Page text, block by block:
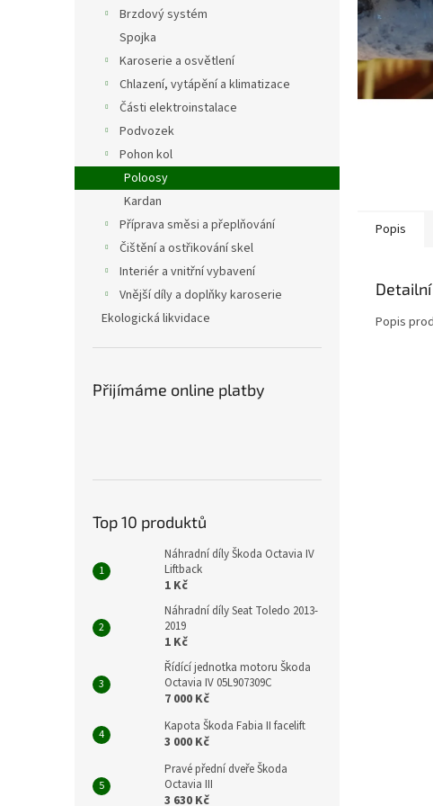
Brzdový systém
Spojka
Karoserie a osvětlení
Chlazení, vytápění a klimatizace
Části elektroinstalace
Podvozek
Pohon kol
Poloosy
Kardan
Příprava směsi a přeplňování
Čištění a ostřikování skel
Interiér a vnitřní vybavení
Vnější díly a doplňky karoserie
Ekologická likvidace
Přijímáme online platby
Top 10 produktů
Náhradní díly Škoda Octavia IV
Liftback
1 Kč
Náhradní díly Seat Toledo 2013-
2019
1 Kč
Řídící jednotka motoru Škoda
Octavia IV 05L907309C
7 000 Kč
Kapota Škoda Fabia II facelift
3 000 Kč
Pravé přední dveře Škoda
Octavia III
3 630 Kč
Popis
Popis